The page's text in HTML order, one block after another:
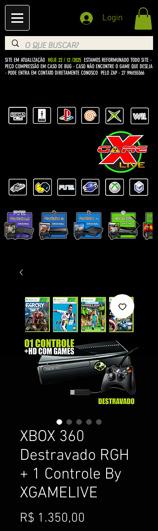
Login
SITE EM ATUALIZAÇÃO HOJE 22 / 12 /2025 ESTAMOS REFORMUNADO TODO SITE -
PEÇO COMPRESSÃO EM CASO DE BUG - CASO NÃO ENCONTRE O GAME QUE DESEJA
- PODE ENTRA EM CONTATO DIRETAMENTE CONOSCO PELO ZAP - 27 996155366
XBOX 360
Destravado RGH
+ 1 Controle By
XGAMELIVE
R$ 1.350,00